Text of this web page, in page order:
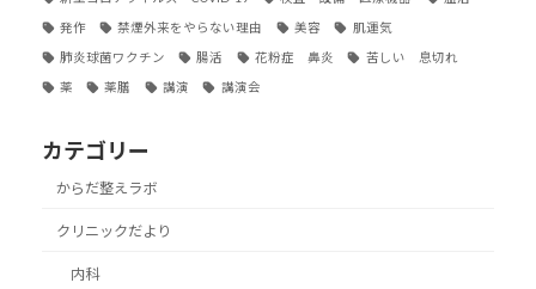
発作 禁煙外来をやらない理由 美容 肌運気
肺炎球菌ワクチン 腸活 花粉症 鼻炎 苦しい 息切れ
薬 薬膳 講演 講演会
カテゴリー
からだ整えラボ
クリニックだより
内科